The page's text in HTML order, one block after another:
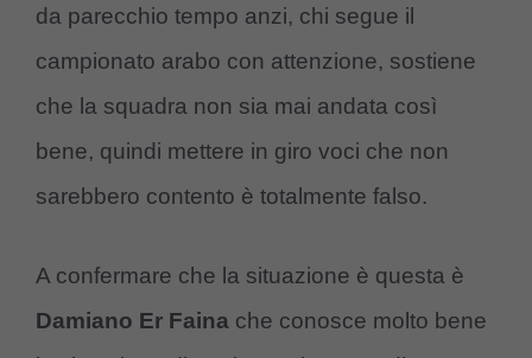
da parecchio tempo anzi, chi segue il
campionato arabo con attenzione, sostiene
che la squadra non sia mai andata così
bene, quindi mettere in giro voci che non
sarebbero contento è totalmente falso.
A confermare che la situazione è questa è
Damiano Er Faina che conosce molto bene